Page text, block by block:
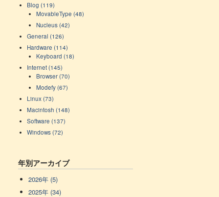
Blog (119)
MovableType (48)
Nucleus (42)
General (126)
Hardware (114)
Keyboard (18)
Internet (145)
Browser (70)
Modefy (67)
Linux (73)
Macintosh (148)
Software (137)
Windows (72)
年別アーカイブ
2026年 (5)
2025年 (34)